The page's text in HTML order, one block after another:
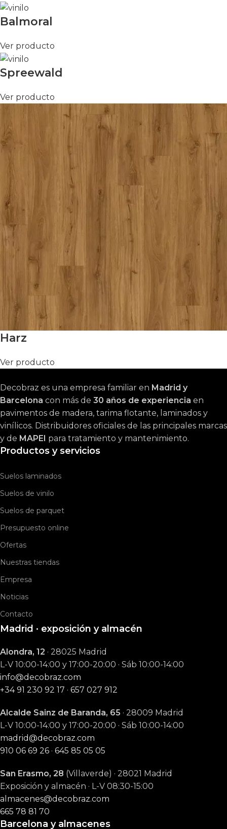
Balmoral
Ver producto
Spreewald
Ver producto
Harz
Ver producto
Decobraz es una empresa familiar en Madrid y
Barcelona con más de 30 años de experiencia en
pavimentos de madera, tarima flotante, laminados y
vinílicos. Distribuidores oficiales de las principales marcas
y de MAPEI para tratamiento y mantenimiento.
Productos y servicios
Suelos laminados
Suelos de vinilo
Suelos de parquet
Presupuesto online
Ofertas
Nuestras tiendas
Empresa
Noticias
Contacto
Madrid · exposición y almacén
Alondra, 12 · 28025 Madrid
L-V 10:00-14:00 y 17:00-20:00 · Sáb 10:00-14:00
info@decobraz.com
+34 91 230 92 17 · 657 027 912
Alcalde Sainz de Baranda, 65 · 28009 Madrid
L-V 10:00-14:00 y 17:00-20:00 · Sáb 10:00-14:00
madrid@decobraz.com
910 06 69 26 · 645 85 05 05
San Erasmo, 28 (Villaverde) · 28021 Madrid
Exposición y almacén · L-V 08:30-15:00
almacenes@decobraz.com
665 78 81 70
Barcelona y almacenes